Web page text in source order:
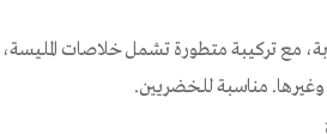
مع تركيبة متطورة تشمل خلاصات المليسة،